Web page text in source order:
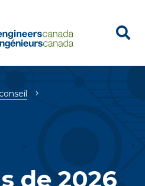
de 2026